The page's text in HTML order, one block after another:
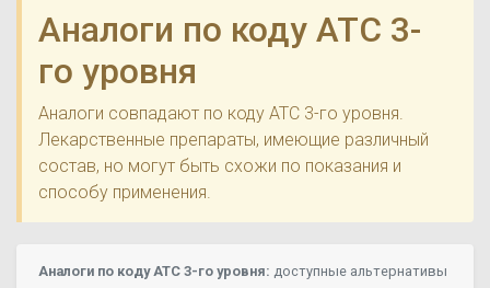
Аналоги по коду ATC 3-
го уровня
Аналоги совпадают по коду ATC 3-го уровня.
Лекарственные препараты, имеющие различный
состав, но могут быть схожи по показания и
способу применения.
Аналоги по коду ATC 3-го уровня: доступные альтернативы